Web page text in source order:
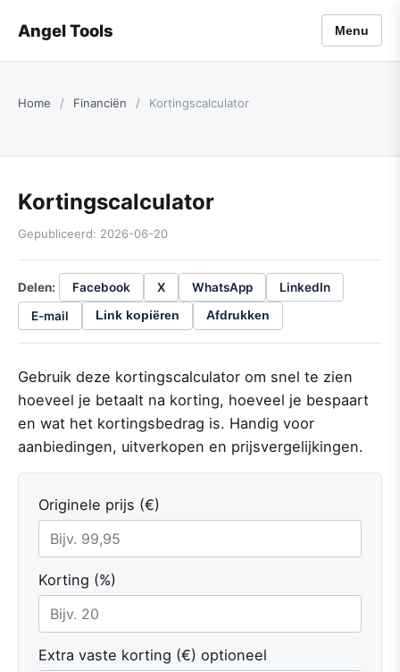
Angel Tools Menu
Home / Financiën / Kortingscalculator
Kortingscalculator
Gepubliceerd: 2026-06-20
Delen: Facebook X WhatsApp
LinkedIn
E-mail
Link kopiëren Afdrukken
Gebruik deze kortingscalculator om snel te zien
hoeveel je betaalt na korting, hoeveel je bespaart
en wat het kortingsbedrag is. Handig voor
aanbiedingen, uitverkopen en prijsvergelijkingen.
Originele prijs (€)
Korting (%)
Extra vaste korting (€) optioneel